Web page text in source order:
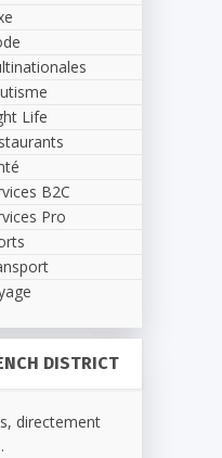
Life
B2C
Pro
DISTRICT
directement